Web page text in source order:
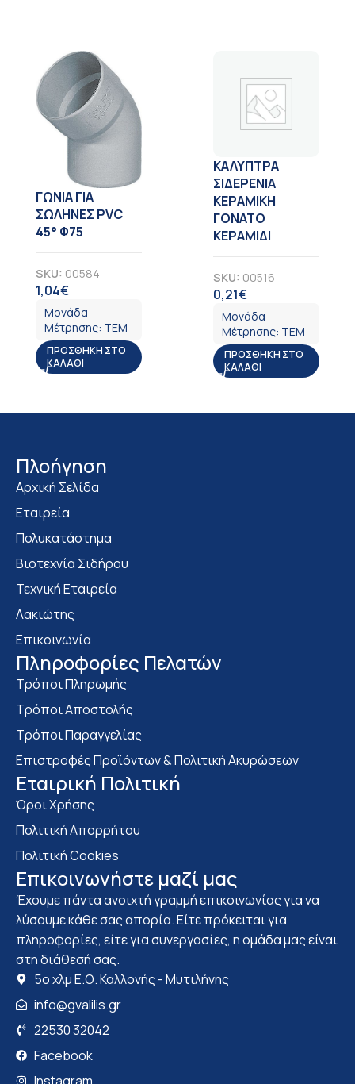
ΓΩΝΙΑ ΓΙΑ
ΣΩΛΗΝΕΣ PVC
45° Φ75
SKU: 00584
1,04€
Μονάδα
Μέτρησης: ΤΕΜ
ΠΡΟΣΘΉΚΗ ΣΤΟ
ΚΑΛΆΘΙ
ΚΑΛΥΠΤΡΑ
ΣΙΔΕΡΕΝΙΑ
ΚΕΡΑΜΙΚΗ
ΓΟΝΑΤΟ
ΚΕΡΑΜΙΔΙ
SKU: 00516
0,21€
Μονάδα
Μέτρησης: ΤΕΜ
ΠΡΟΣΘΉΚΗ ΣΤΟ
ΚΑΛΆΘΙ
Πλοήγηση
Αρχική Σελίδα
Εταιρεία
Πολυκατάστημα
Bιοτεχνία Σιδήρου
Τεχνική Εταιρεία
Λακιώτης
Επικοινωνία
Πληροφορίες Πελατών
Τρόποι Πληρωμής
Τρόποι Αποστολής
Τρόποι Παραγγελίας
Επιστροφές Προϊόντων & Πολιτική Ακυρώσεων
Eταιρική Πολιτική
Όροι Χρήσης
Πολιτική Απορρήτου
Πολιτική Cookies
Επικοινωνήστε μαζί μας
Έχουμε πάντα ανοιχτή γραμμή επικοινωνίας για να
λύσουμε κάθε σας απορία. Είτε πρόκειται για
πληροφορίες, είτε για συνεργασίες, η ομάδα μας είναι
στη διάθεσή σας.
5ο χλμ Ε.Ο. Καλλονής - Μυτιλήνης
info@gvalilis.gr
22530 32042
Facebook